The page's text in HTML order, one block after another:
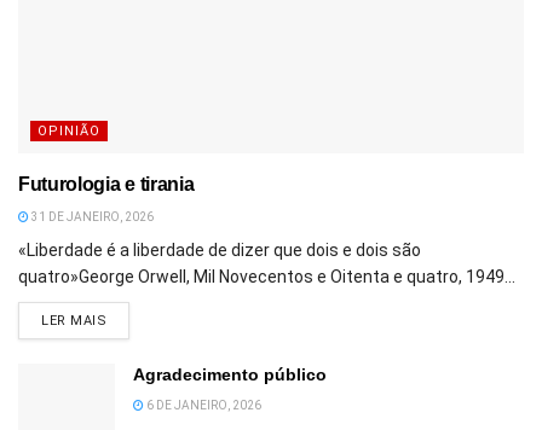
OPINIÃO
Futurologia e tirania
31 DE JANEIRO, 2026
«Liberdade é a liberdade de dizer que dois e dois são
quatro»George Orwell, Mil Novecentos e Oitenta e quatro, 1949...
LER MAIS
Agradecimento público
6 DE JANEIRO, 2026